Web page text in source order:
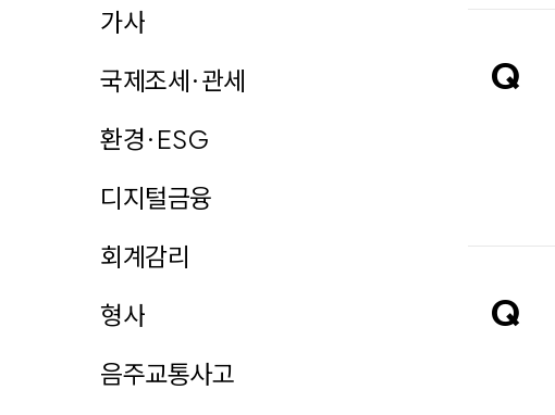
가사
국제조세·관세
환경·ESG
디지털금융
회계감리
형사
음주교통사고
Q
Q